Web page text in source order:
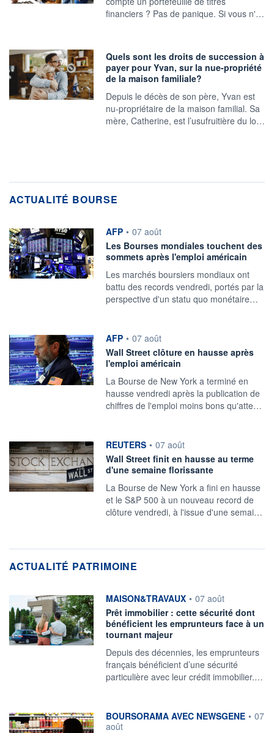
financiers ? Pas de panique. Si vous n'…
Quels sont les droits de succession à
payer pour Yvan, sur la nue-propriété
de la maison familiale?
Depuis le décès de son père, Yvan est
nu-propriétaire de la maison familial. Sa
mère, Catherine, est l’usufruitière du lo…
ACTUALITÉ BOURSE
information fournie par
AFP • 07 août
Les Bourses mondiales touchent des
sommets après l'emploi américain
Les marchés boursiers mondiaux ont
battu des records vendredi, portés par la
perspective d'un statu quo monétaire…
information fournie par
AFP • 07 août
Wall Street clôture en hausse après
l'emploi américain
La Bourse de New York a terminé en
hausse vendredi après la publication de
chiffres de l'emploi moins bons qu'atte…
information fournie par
REUTERS • 07 août
Wall Street finit en hausse au terme
d'une semaine florissante
La Bourse de New York a fini ‌en hausse
et le S&P 500 à un nouveau record de
clôture vendredi, à l'issue d'une semai…
ACTUALITÉ PATRIMOINE
information fournie par
MAISON&TRAVAUX • 07 août
Prêt immobilier : cette sécurité dont
bénéficient les emprunteurs face à un
tournant majeur
Depuis des décennies, les emprunteurs
français bénéficient d’une sécurité
particulière avec leur crédit immobilier.…
information fournie par
BOURSORAMA AVEC NEWSGENE • 07
août